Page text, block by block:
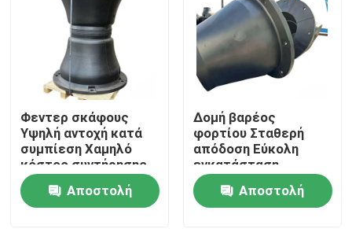
Σπίτι
Προϊόντα
Φεντερ σκάφους
Υψηλή αντοχή κατά
συμπίεση Χαμηλό
κόστος συντήρησης
Αξιόπιστη ποιότητα
Αποστολή
Δομή βαρέος
φορτίου Σταθερή
απόδοση Εύκολη
εγκατάσταση
Αποστολή